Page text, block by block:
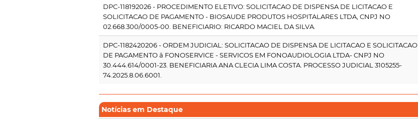
DPC-118192026 - PROCEDIMENTO ELETIVO: SOLICITACAO DE DISPENSA DE LICITACAO E
SOLICITACAO DE PAGAMENTO - BIOSAUDE PRODUTOS HOSPITALARES LTDA, CNPJ NO
02.668.300/0005-00. BENEFICIARIO: RICARDO MACIEL DA SILVA.
DPC-1182420206 - ORDEM JUDICIAL: SOLICITACAO DE DISPENSA DE LICITACAO E SOLICITACAO
DE PAGAMENTO â FONOSERVICE - SERVICOS EM FONOAUDIOLOGIA LTDA- CNPJ NO
30.444.614/0001-23. BENEFICIARIA ANA CLECIA LIMA COSTA. PROCESSO JUDICIAL 3105255-
74.2025.8.06.6001.
Notícias em Destaque